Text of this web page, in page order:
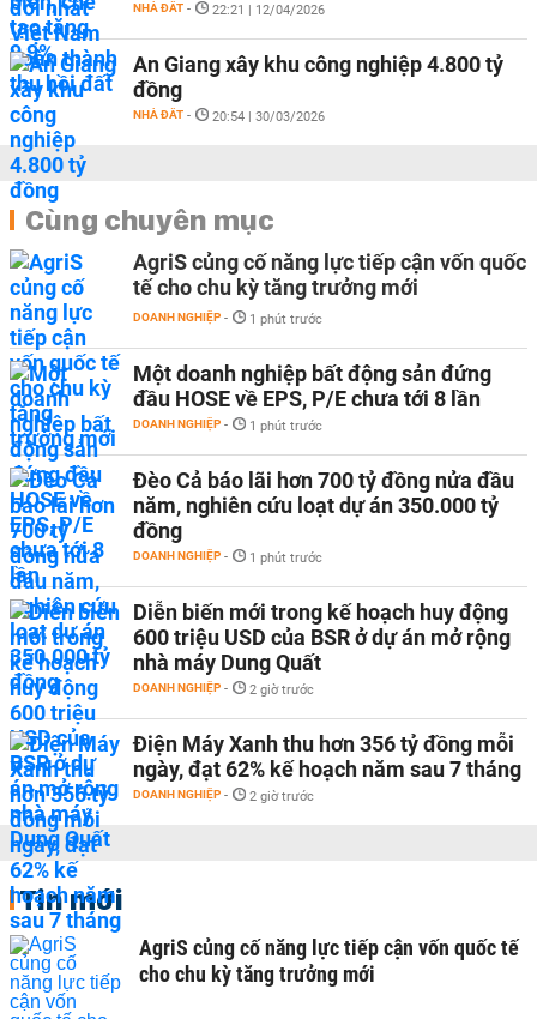
NHÀ ĐẤT - 22:21 | 12/04/2026
An Giang xây khu công nghiệp 4.800 tỷ
đồng
NHÀ ĐẤT - 20:54 | 30/03/2026
Cùng chuyên mục
AgriS củng cố năng lực tiếp cận vốn quốc
tế cho chu kỳ tăng trưởng mới
DOANH NGHIỆP - 1 phút trước
Một doanh nghiệp bất động sản đứng
đầu HOSE về EPS, P/E chưa tới 8 lần
DOANH NGHIỆP - 1 phút trước
Đèo Cả báo lãi hơn 700 tỷ đồng nửa đầu
năm, nghiên cứu loạt dự án 350.000 tỷ
đồng
DOANH NGHIỆP - 1 phút trước
Diễn biến mới trong kế hoạch huy động
600 triệu USD của BSR ở dự án mở rộng
nhà máy Dung Quất
DOANH NGHIỆP - 2 giờ trước
Điện Máy Xanh thu hơn 356 tỷ đồng mỗi
ngày, đạt 62% kế hoạch năm sau 7 tháng
DOANH NGHIỆP - 2 giờ trước
Tin mới
AgriS củng cố năng lực tiếp cận vốn quốc tế
cho chu kỳ tăng trưởng mới